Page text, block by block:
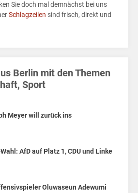
Wirtschaft
für
Sie doch mal demnächst bei uns
Schlagzeilen sind frisch, direkt und
Berlin mit den Themen
Sport
Meyer will zurück ins
AfD auf Platz 1, CDU und Linke
Oluwaseun Adewumi